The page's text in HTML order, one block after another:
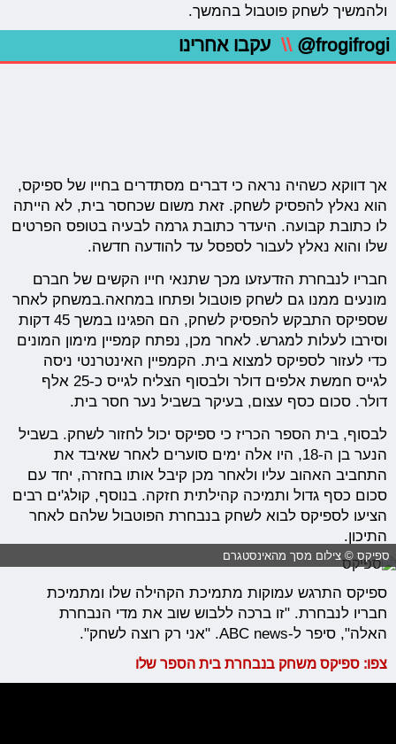
ולהמשיך לשחק פוטבול בהמשך.
@frogifrogi
\\ עקבו אחרינו
אך דווקא כשהיה נראה כי דברים מסתדרים בחייו של ספיקס,
הוא נאלץ להפסיק לשחק. זאת משום שכחסר בית, לא הייתה
לו כתובת קבועה. היעדר כתובת גרמה לבעיה בטופס הפרטים
שלו והוא נאלץ לעבור לספסל עד להודעה חדשה.
חבריו לנבחרת הזדעזעו מכך שתנאי חייו הקשים של חברם
מונעים ממנו גם לשחק פוטבול ופתחו במחאה.במשחק לאחר
שספיקס התבקש להפסיק לשחק, הם הפגינו במשך 45 דקות
וסירבו לעלות למגרש. לאחר מכן, נפתח קמפיין מימון המונים
כדי לעזור לספיקס למצוא בית. הקמפיין האינטרנטי ניסה
לגייס חמשת אלפים דולר ולבסוף הצליח לגייס כ-25 אלף
דולר. סכום כסף עצום, בעיקר בשביל נער חסר בית.
לבסוף, בית הספר הכריז כי ספיקס יכול לחזור לשחק. בשביל
הנער בן ה-18, היו אלה ימים סוערים לאחר שאיבד את
התחביב האהוב עליו ולאחר מכן קיבל אותו בחזרה, יחד עם
סכום כסף גדול ותמיכה קהילתית חזקה. בנוסף, קולג'ים רבים
הציעו לספיקס לבוא לשחק בנבחרת הפוטבול שלהם לאחר
התיכון.
ספיקס © צילום מסך מהאינסטגרם
ספיקס התרגש עמוקות מתמיכת הקהילה שלו ומתמיכת
חבריו לנבחרת. "זו ברכה ללבוש שוב את מדי הנבחרת
האלה", סיפר ל-ABC news. "אני רק רוצה לשחק".
צפו: ספיקס משחק בנבחרת בית הספר שלו